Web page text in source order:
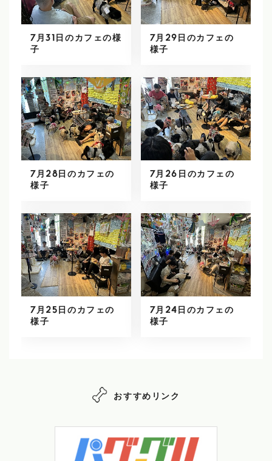
7月31日のカフェの様
子
7月29日のカフェの
様子
7月28日のカフェの
様子
7月26日のカフェの
様子
7月25日のカフェの
様子
7月24日のカフェの
様子
おすすめリンク